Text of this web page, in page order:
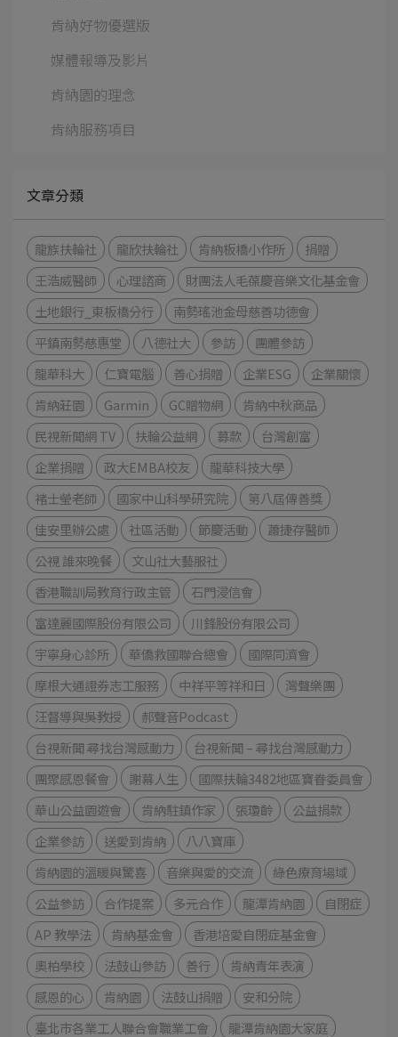
肯納好物優選版
媒體報導及影片
肯納園的理念
肯納服務項目
文章分類
龍族扶輪社 龍欣扶輪社 肯納板橋小作所
捐贈
王浩威醫師
心理諮商
財團法人毛葆慶音樂文化基金會
土地銀行_東板橋分行
南勢瑤池金母慈善功德會
平鎮南勢慈惠堂
八德社大 參訪
團體參訪
龍華科大
仁寶電腦 善心捐贈 企業ESG
企業關懷
肯納莊園
Garmin GC贈物網
肯納中秋商品
民視新聞網 TV
扶輪公益網 募款
台灣創富
企業捐贈
政大EMBA校友
龍華科技大學
褚士瑩老師
國家中山科學研究院
第八屆傳善獎
佳安里辦公處
社區活動 節慶活動
蕭捷存醫師
公視 誰來晚餐
文山社大藝服社
香港職訓局教育行政主管
石門浸信會
富達麗國際股份有限公司
川鋒股份有限公司
宇寧身心診所
華僑救國聯合總會
國際同濟會
摩根大通證券志工服務
中祥平等祥和日
灣聲樂團
汪督導與吳教授
郝聲音Podcast
台視新聞 尋找台灣感動力
台視新聞 – 尋找台灣感動力
團聚感恩餐會
謝幕人生
國際扶輪3482地區寶眷委員會
華山公益園遊會
肯納駐鎮作家 張瓊齡
公益捐款
企業參訪
送愛到肯納
八八寶庫
肯納園的溫暖與驚喜
音樂與愛的交流
綠色療育場域
公益參訪
合作提案 多元合作 龍潭肯納園
自閉症
AP 教學法
肯納基金會
香港培愛自閉症基金會
奧柏學校
法鼓山參訪 善行
肯納青年表演
感恩的心
肯納園 法鼓山捐贈
安和分院
臺北市各業工人聯合會職業工會
龍潭肯納園大家庭